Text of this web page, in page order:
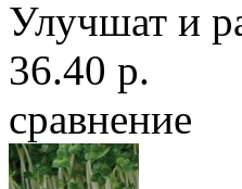
Улучшат и
36.40 р.
сравнение